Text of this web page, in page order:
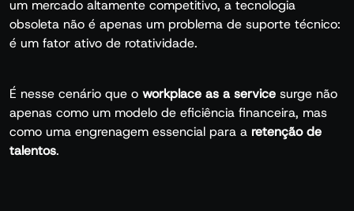
um mercado altamente competitivo, a tecnologia
obsoleta não é apenas um problema de suporte técnico:
é um fator ativo de rotatividade.
É nesse cenário que o workplace as a service surge não
apenas como um modelo de eficiência financeira, mas
como uma engrenagem essencial para a retenção de
talentos.